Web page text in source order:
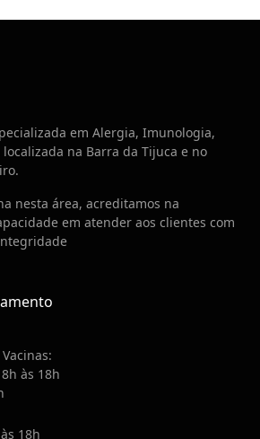
em Alergia, Imunologia,
na Barra da Tijuca e no
nesta área, acreditamos na
em atender aos clientes com
às 18h
18h